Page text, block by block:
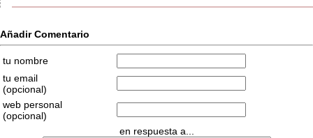
Añadir Comentario
tu nombre
tu email
(opcional)
web personal
(opcional)
en respuesta a...